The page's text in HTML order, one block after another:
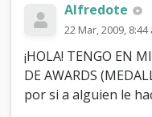
Alfredote
22 Mar, 2009, 8:44
¡HOLA! TENGO EN
DE AWARDS
por si a alguien le